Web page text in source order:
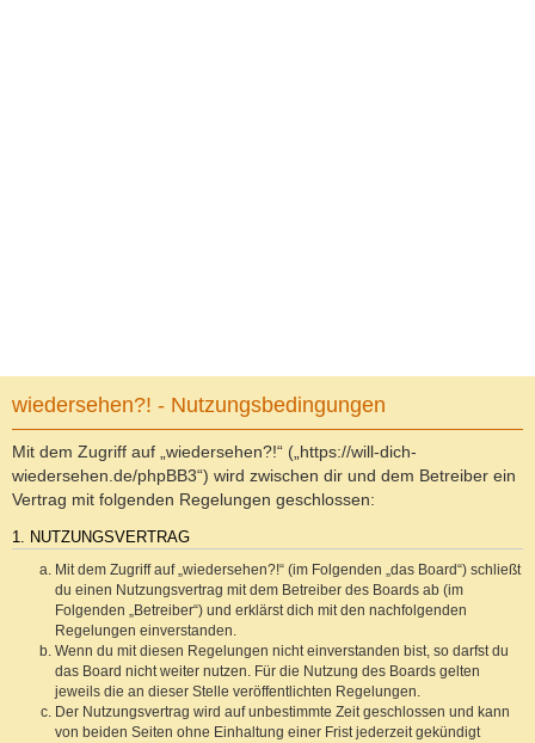
wiedersehen?! - Nutzungsbedingungen
Mit dem Zugriff auf „wiedersehen?!“ („https://will-dich-
wiedersehen.de/phpBB3“) wird zwischen dir und dem Betreiber ein
Vertrag mit folgenden Regelungen geschlossen:
1. NUTZUNGSVERTRAG
Mit dem Zugriff auf „wiedersehen?!“ (im Folgenden „das Board“) schließt
du einen Nutzungsvertrag mit dem Betreiber des Boards ab (im
Folgenden „Betreiber“) und erklärst dich mit den nachfolgenden
Regelungen einverstanden.
Wenn du mit diesen Regelungen nicht einverstanden bist, so darfst du
das Board nicht weiter nutzen. Für die Nutzung des Boards gelten
jeweils die an dieser Stelle veröffentlichten Regelungen.
Der Nutzungsvertrag wird auf unbestimmte Zeit geschlossen und kann
von beiden Seiten ohne Einhaltung einer Frist jederzeit gekündigt